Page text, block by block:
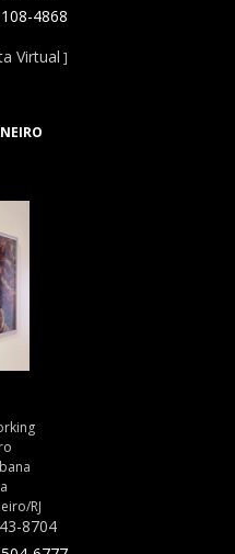
4868
Virtual ]
RJ
8704